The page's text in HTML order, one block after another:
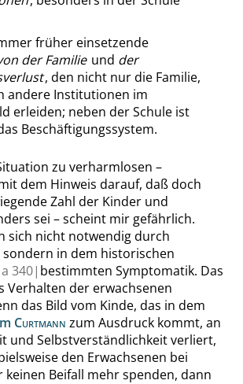
früher einsetzende
der Familie und der
, den nicht nur die Familie,
andere Institutionen im
erleiden; neben der Schule ist
Beschäftigungssystem.
zu verharmlosen –
dem Hinweis darauf, daß doch
Zahl der Kinder und
sei – scheint mir gefährlich.
sich nicht notwendig durch
in dem historischen
a 340| bestimmten Symptomatik. Das
Verhalten der erwachsenen
das Bild vom Kinde, das in dem
Curtmann zum Ausdruck kommt, an
und Selbstverständlichkeit verliert,
den Erwachsenen bei
keinen Beifall mehr spenden, dann